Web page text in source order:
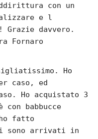
con un
e l
davvero.
Fornaro
Ho
caso, ed
Ho acquistato 3
babbucce
fatto
sono arrivati in